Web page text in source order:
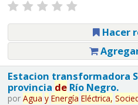
Hacer
Estacion transformadora
provincia deRío Negro.
por Agua y Energía Eléctrica,